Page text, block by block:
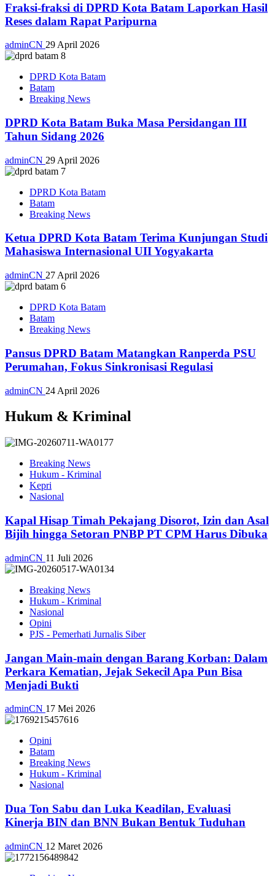
Fraksi-fraksi di DPRD Kota Batam Laporkan Hasil
Reses dalam Rapat Paripurna
adminCN 29 April 2026
DPRD Kota Batam
Batam
Breaking News
DPRD Kota Batam Buka Masa Persidangan III
Tahun Sidang 2026
adminCN 29 April 2026
DPRD Kota Batam
Batam
Breaking News
Ketua DPRD Kota Batam Terima Kunjungan Studi
Mahasiswa Internasional UII Yogyakarta
adminCN 27 April 2026
DPRD Kota Batam
Batam
Breaking News
Pansus DPRD Batam Matangkan Ranperda PSU
Perumahan, Fokus Sinkronisasi Regulasi
adminCN 24 April 2026
Hukum & Kriminal
Breaking News
Hukum - Kriminal
Kepri
Nasional
Kapal Hisap Timah Pekajang Disorot, Izin dan Asal
Bijih hingga Setoran PNBP PT CPM Harus Dibuka
adminCN 11 Juli 2026
Breaking News
Hukum - Kriminal
Nasional
Opini
PJS - Pemerhati Jurnalis Siber
Jangan Main-main dengan Barang Korban: Dalam
Perkara Kematian, Jejak Sekecil Apa Pun Bisa
Menjadi Bukti
adminCN 17 Mei 2026
Opini
Batam
Breaking News
Hukum - Kriminal
Nasional
Dua Ton Sabu dan Luka Keadilan, Evaluasi
Kinerja BIN dan BNN Bukan Bentuk Tuduhan
adminCN 12 Maret 2026